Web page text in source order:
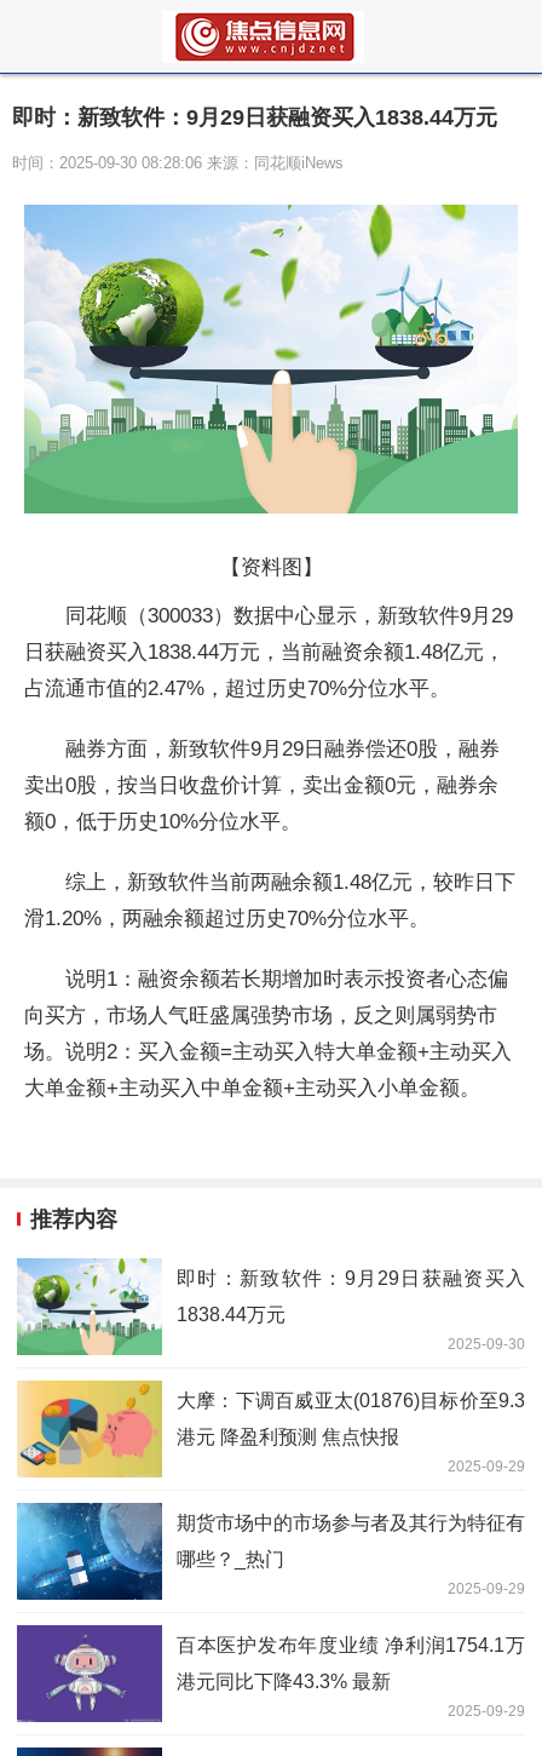
即时：新致软件：9月29日获融资买入1838.44万元
时间：2025-09-30 08:28:06 来源：同花顺iNews
【资料图】
同花顺（300033）数据中心显示，新致软件9月29
日获融资买入1838.44万元，当前融资余额1.48亿元，
占流通市值的2.47%，超过历史70%分位水平。
融券方面，新致软件9月29日融券偿还0股，融券
卖出0股，按当日收盘价计算，卖出金额0元，融券余
额0，低于历史10%分位水平。
综上，新致软件当前两融余额1.48亿元，较昨日下
滑1.20%，两融余额超过历史70%分位水平。
说明1：融资余额若长期增加时表示投资者心态偏
向买方，市场人气旺盛属强势市场，反之则属弱势市
场。说明2：买入金额=主动买入特大单金额+主动买入
大单金额+主动买入中单金额+主动买入小单金额。
推荐内容
即时：新致软件：9月29日获融资买入
1838.44万元
2025-09-30
大摩：下调百威亚太(01876)目标价至9.3
港元 降盈利预测 焦点快报
2025-09-29
期货市场中的市场参与者及其行为特征有
哪些？_热门
2025-09-29
百本医护发布年度业绩 净利润1754.1万
港元同比下降43.3% 最新
2025-09-29